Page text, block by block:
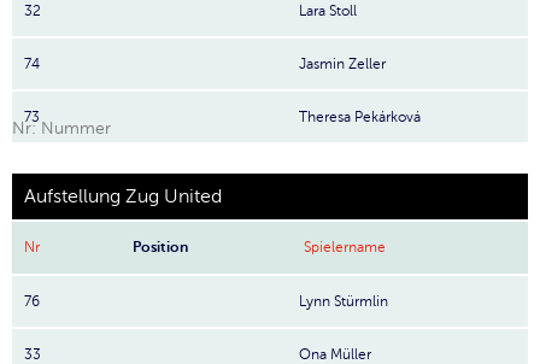
32 Lara Stoll
74 Jasmin Zeller
73 Theresa Pekárková
Nr: Nummer
Aufstellung Zug United
Nr Position Spielername
76 Lynn Stürmlin
33 Ona Müller